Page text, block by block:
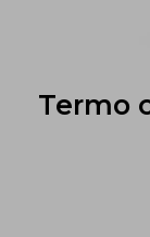
Termo